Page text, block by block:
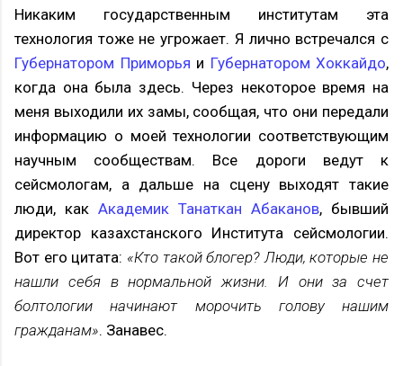
Никаким государственным институтам эта
технология тоже не угрожает. Я лично встречался с
Губернатором Приморья и Губернатором Хоккайдо,
когда она была здесь. Через некоторое время на
меня выходили их замы, сообщая, что они передали
информацию о моей технологии соответствующим
научным сообществам. Все дороги ведут к
сейсмологам, а дальше на сцену выходят такие
люди, как Академик Танаткан Абаканов, бывший
директор казахстанского Института сейсмологии.
Вот его цитата: «Кто такой блогер? Люди, которые не
нашли себя в нормальной жизни. И они за счет
болтологии начинают морочить голову нашим
гражданам». Занавес.